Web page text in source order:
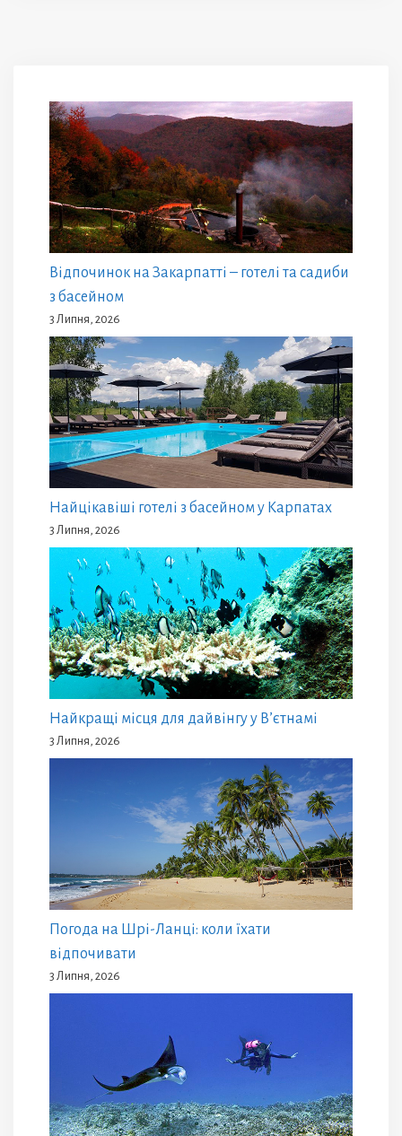
Відпочинок на Закарпатті – готелі та садиби
з басейном
3 Липня, 2026
Найцікавіші готелі з басейном у Карпатах
3 Липня, 2026
Найкращі місця для дайвінгу у В’єтнамі
3 Липня, 2026
Погода на Шрі-Ланці: коли їхати
відпочивати
3 Липня, 2026